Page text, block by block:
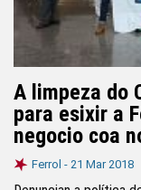
A limpeza do
para esixir a
negocio coa
Ferrol - 21 Mar 2018